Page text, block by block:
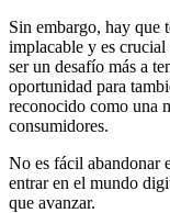
Sin embargo, hay que
implacable y es
ser un desafío más a
oportunidad para
reconocido como una
consumidores.
No es fácil abandonar
entrar en el mundo
que avanzar.